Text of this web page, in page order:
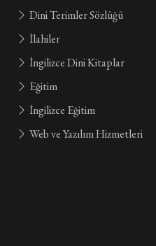
Dini Terimler Sözlüğü
İlahiler
İngilizce Dini Kitaplar
Eğitim
İngilizce Eğitim
Web ve Yazılım Hizmetleri